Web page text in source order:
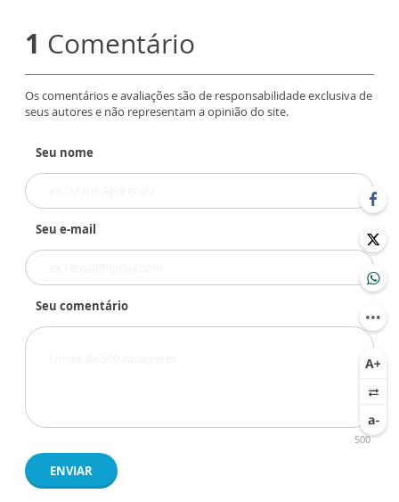
1 Comentário
Os comentários e avaliações são de responsabilidade exclusiva de
seus autores e não representam a opinião do site.
Seu nome
Seu e-mail
Seu comentário
500
ENVIAR